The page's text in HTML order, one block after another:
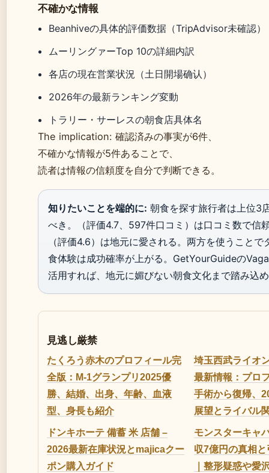
不確かな情報
Beanhiveの具体的評価数据（TripAdvisor未確認）
ムーリングァーTop 10の詳細内訳
各店の現在営業状況（土日開場确认）
2026年の最新ランキング変動
トラリー・サーレスの朝食店具体名
The implication: 確認済みの事実が6件、
不確かな情報が5件あることで、
読者は情報の信頼度を自分で判断できる。
知りたいことを端的に: 朝食を探す旅行者は上位3
べき。
（評価4.7、597件口コミ）は口コミ数で信
（評価4.6）は地元に愛される。两方を使うことで
食体験は成功確率が上がる。GetYourGuideの
活用すれば、地元に媚びない朝食文化まで踏み込
見逃し厳禁
たくろう赤木のプロフィール完
全版：M-1グランプリ2025優
勝、結婚、出身、年齢、血液
型、身長も紹介
埼玉西武ライオ
最新情報：プロ
手術から復帰、
展望とライバル
ドンキホーテ 備蓄 米 店舗 –
2026最新在庫状況とmajicaクー
ポン購入ガイド
モンスターキャ
収7億円の真相
｜整形疑惑や愛